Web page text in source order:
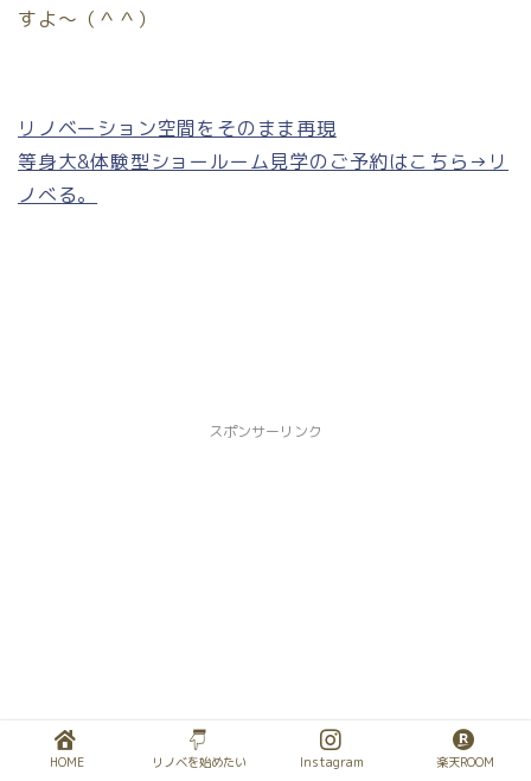
すよ〜（＾＾）
リノベーション空間をそのまま再現
等身大&体験型ショールーム見学のご予約はこちら→リ
ノべる。
スポンサーリンク
HOME リノベを始めたい Instagram 楽天ROOM